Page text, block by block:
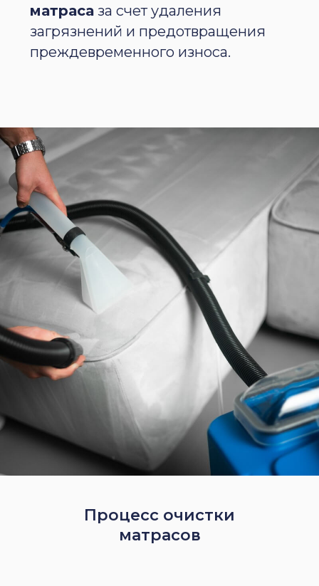
матраса за счет удаления
загрязнений и предотвращения
преждевременного износа.
Процесс очистки
матрасов